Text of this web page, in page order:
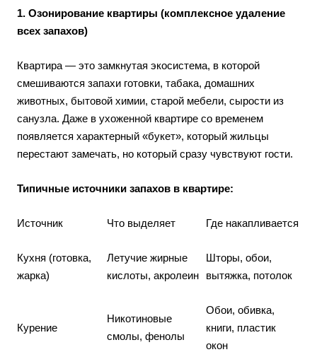
1. Озонирование квартиры (комплексное удаление
всех запахов)
Квартира — это замкнутая экосистема, в которой
смешиваются запахи готовки, табака, домашних
животных, бытовой химии, старой мебели, сырости из
санузла. Даже в ухоженной квартире со временем
появляется характерный «букет», который жильцы
перестают замечать, но который сразу чувствуют гости.
Типичные источники запахов в квартире:
Источник Что выделяет Где накапливается
Кухня (готовка,
жарка)
Летучие жирные
кислоты, акролеин
Шторы, обои,
вытяжка, потолок
Курение
Никотиновые
смолы, фенолы
Обои, обивка,
книги, пластик
окон